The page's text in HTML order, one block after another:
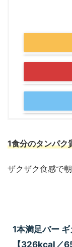
1食分のタンパク
ザクザク食感で
1本満足バー
【326kcal／